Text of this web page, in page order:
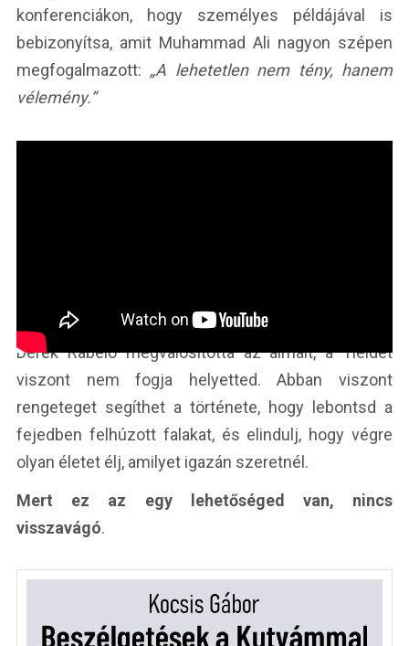
konferenciákon, hogy személyes példájával is
bebizonyítsa, amit Muhammad Ali nagyon szépen
megfogalmazott: „A lehetetlen nem tény, hanem
vélemény.”
Derek Rabelo megvalósította az álmait, a Tieidet
viszont nem fogja helyetted. Abban viszont
rengeteget segíthet a története, hogy lebontsd a
fejedben felhúzott falakat, és elindulj, hogy végre
olyan életet élj, amilyet igazán szeretnél.
Mert ez az egy lehetőséged van, nincs
visszavágó.